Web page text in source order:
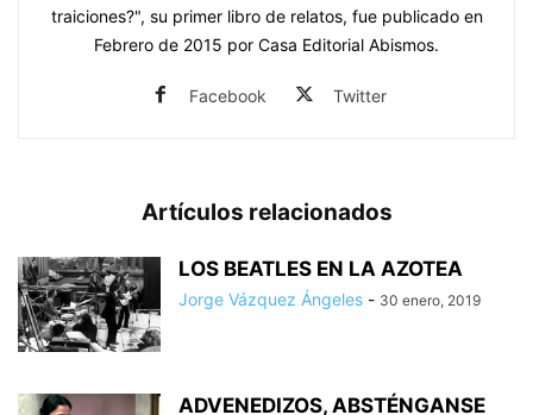
traiciones?", su primer libro de relatos, fue publicado en
Febrero de 2015 por Casa Editorial Abismos.
Facebook Twitter
Artículos relacionados
LOS BEATLES EN LA AZOTEA
Jorge Vázquez Ángeles - 30 enero, 2019
ADVENEDIZOS, ABSTÉNGANSE